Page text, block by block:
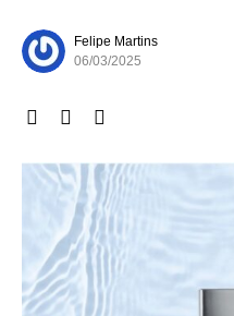
Felipe Martins
06/03/2025